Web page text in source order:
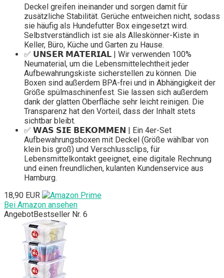
Deckel greifen ineinander und sorgen damit für
zusätzliche Stabilität. Gerüche entweichen nicht, sodass
sie häufig als Hundefutter Box eingesetzt wird.
Selbstverständlich ist sie als Alleskönner-Kiste in
Keller, Büro, Küche und Garten zu Hause.
✅ 𝗨𝗡𝗦𝗘𝗥 𝗠𝗔𝗧𝗘𝗥𝗜𝗔𝗟 | Wir verwenden 100%
Neumaterial, um die Lebensmittelechtheit jeder
Aufbewahrungskiste sicherstellen zu können. Die
Boxen sind außerdem BPA-frei und in Abhängigkeit der
Größe spülmaschinenfest. Sie lassen sich außerdem
dank der glatten Oberfläche sehr leicht reinigen. Die
Transparenz hat den Vorteil, dass der Inhalt stets
sichtbar bleibt.
✅ 𝗪𝗔𝗦 𝗦𝗜𝗘 𝗕𝗘𝗞𝗢𝗠𝗠𝗘𝗡 | Ein 4er-Set
Aufbewahrungsboxen mit Deckel (Größe wählbar von
klein bis groß) und Verschlussclips, für
Lebensmittelkontakt geeignet, eine digitale Rechnung
und einen freundlichen, kulanten Kundenservice aus
Hamburg.
18,90 EUR
Bei Amazon ansehen
AngebotBestseller Nr. 6